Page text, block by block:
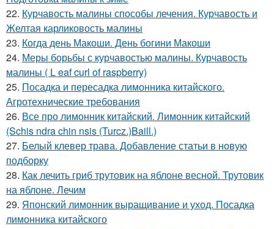
22. Курчавость малины способы лечения. Курчавость и
Желтая карликовость малины
23. Когда день Макоши. День богини Макоши
24. Меры борьбы с курчавостью малины. Курчавость
малины ( L eaf curl of raspberry)
25. Посадка и пересадка лимонника китайского.
Агротехнические требования
26. Все про лимонник китайский. Лимонник китайский
(Schis ndra chin nsis (Turcz.)Baill.)
27. Белый клевер трава. Добавление статьи в новую
подборку
28. Как лечить гриб трутовик на яблоне весной. Трутовик
на яблоне. Лечим
29. Японский лимонник выращивание и уход. Посадка
лимонника китайского